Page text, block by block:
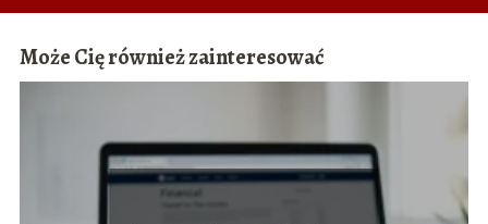
Może Cię również zainteresować